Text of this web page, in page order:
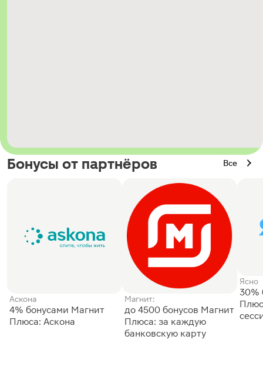
Бонусы от партнёров Все
Аскона
4% бонусами Магнит
Плюса: Аскона
Магнит:
до 4500 бонусов Магнит
Плюса: за каждую
банковскую карту
Ясно
30%